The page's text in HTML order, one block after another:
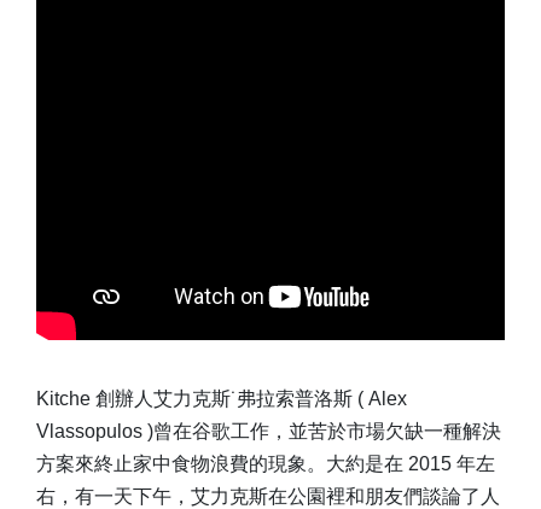
Kitche 創辦人艾力克斯˙弗拉索普洛斯 ( Alex
Vlassopulos )曾在谷歌工作，並苦於市場欠缺一種解決
方案來終止家中食物浪費的現象。大約是在 2015 年左
右，有一天下午，艾力克斯在公園裡和朋友們談論了人